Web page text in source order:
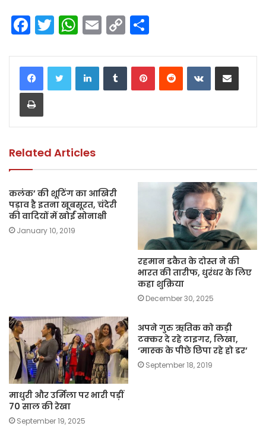
F
c
e
b
o
k
T
itt
er
W
a
ts
p
E
ai
l
C
p
y
n
ar
e
LinkedInTumblrPinterestReddit VKontakteShare via Email
Print
Related Articles
कलंक’ की शूटिंग का आखिरी
पड़ाव है इतना खूबसूरत, चंदेरी
की वादियों में खोईं सोनाक्षी
January 10, 2019
रहमान डकैत के दोस्त ने की
भारत की तारीफ, धुरंधर के लिए
कहा शुक्रिया
December 30, 2025
माधुरी और उर्मिला पर भारी पड़ीं
70 साल की रेखा
September 19, 2025
अपने गुरु ऋतिक को कड़ी
टक्कर दे रहे टाइगर, लिखा,
‘मास्‍क के पीछे छिपा रहे हो डर’
September 18, 2019